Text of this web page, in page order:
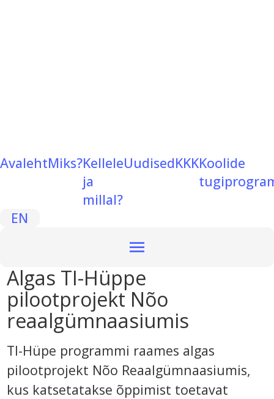
AvalehtMiks?Kellele
ja
millal?
UudisedKKKKoolide
EN
Algas TI-Hüppe
pilootprojekt Nõo
reaalgümnaasiumis
TI-Hüpe programmi raames algas
pilootprojekt Nõo Reaalgümnaasiumis,
kus katsetatakse õppimist toetavat